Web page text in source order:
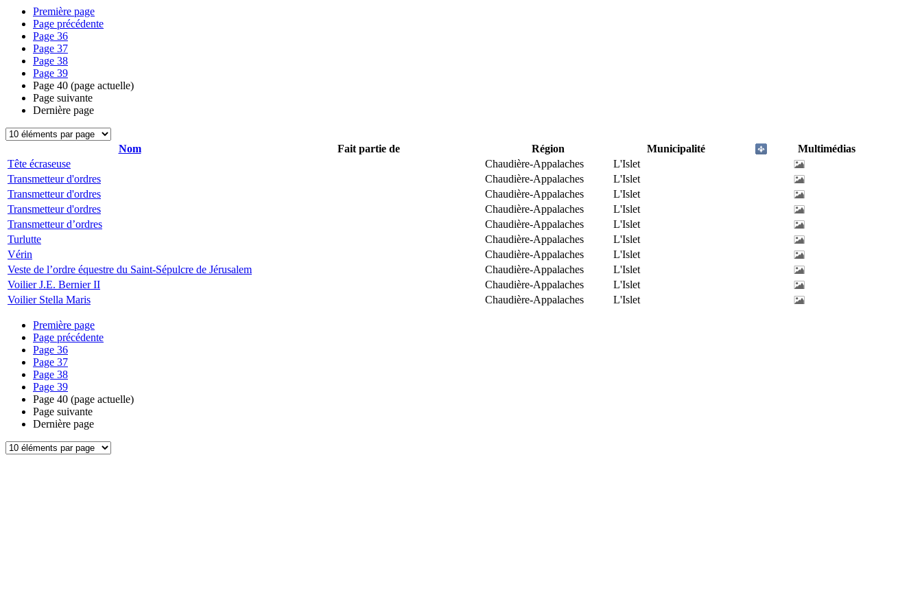
Première page
Page précédente
Page 36
Page 37
Page 38
Page 39
Page 40 (page actuelle)
Page suivante
Dernière page
Nom Fait partie de Région Municipalité
Multimédias
Tête écraseuse
Chaudière-Appalaches
L'Islet
Transmetteur d'ordres
Chaudière-Appalaches
L'Islet
Transmetteur d'ordres
Chaudière-Appalaches
L'Islet
Transmetteur d'ordres
Chaudière-Appalaches
L'Islet
Transmetteur d’ordres
Chaudière-Appalaches
L'Islet
Turlutte
Chaudière-Appalaches
L'Islet
Vérin
Chaudière-Appalaches
L'Islet
Veste de l’ordre équestre du Saint-Sépulcre de Jérusalem
Chaudière-Appalaches
L'Islet
Voilier J.E. Bernier II
Chaudière-Appalaches
L'Islet
Voilier Stella Maris
Chaudière-Appalaches L'Islet
Première page
Page précédente
Page 36
Page 37
Page 38
Page 39
Page 40 (page actuelle)
Page suivante
Dernière page